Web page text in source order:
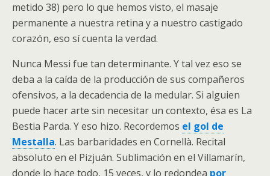
metido 38) pero lo que hemos visto, el masaje
permanente a nuestra retina y a nuestro castigado
corazón, eso sí cuenta la verdad.
Nunca Messi fue tan determinante. Y tal vez eso se
deba a la caída de la producción de sus compañeros
ofensivos, a la decadencia de la medular. Si alguien
puede hacer arte sin necesitar un contexto, ésa es La
Bestia Parda. Y eso hizo. Recordemos el gol de
Mestalla. Las barbaridades en Cornellà. Recital
absoluto en el Pizjuán. Sublimación en el Villamarín,
donde lo hace todo, 15 veces, y lo redondea por